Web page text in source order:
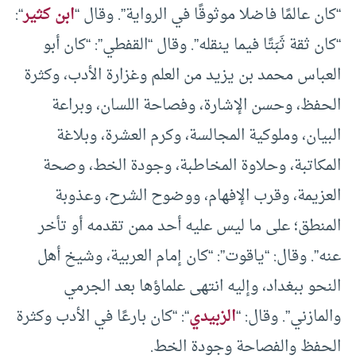
“كان عالمًا فاضلا موثوقًا في الرواية”. وقال “ابن كثير“:
“كان ثقة ثَبَتًا فيما ينقله”. وقال “القفطي”: “كان أبو
العباس محمد بن يزيد من العلم وغزارة الأدب، وكثرة
الحفظ، وحسن الإشارة، وفصاحة اللسان، وبراعة
البيان، وملوكية المجالسة، وكرم العشرة، وبلاغة
المكاتبة، وحلاوة المخاطبة، وجودة الخط، وصحة
العزيمة، وقرب الإفهام، ووضوح الشرح، وعذوبة
المنطق؛ على ما ليس عليه أحد ممن تقدمه أو تأخر
عنه”. وقال: “ياقوت”: “كان إمام العربية، وشيخ أهل
النحو ببغداد، وإليه انتهى علماؤها بعد الجرمي
والمازني”. وقال: “الزبيدي“: “كان بارعًا في الأدب وكثرة
الحفظ والفصاحة وجودة الخط.